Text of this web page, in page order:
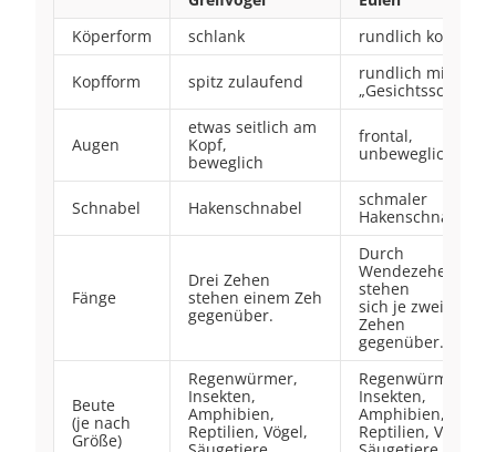
Köperform
schlank rundlich kompakt
Kopfform spitz zulaufend
rundlich mit
„Gesichtsschleier“
Augen
etwas seitlich am
Kopf,
beweglich
frontal,
unbeweglich
Schnabel Hakenschnabel
schmaler
Hakenschnabel
Fänge
Drei Zehen
stehen einem Zeh
gegenüber.
Durch
Wendezehe
stehen
sich je zwei
Zehen
gegenüber.
Beute
(je nach
Größe)
Regenwürmer,
Insekten,
Amphibien,
Reptilien, Vögel,
Regenwürmer,
Insekten,
Amphibien,
Reptilien, Vögel,